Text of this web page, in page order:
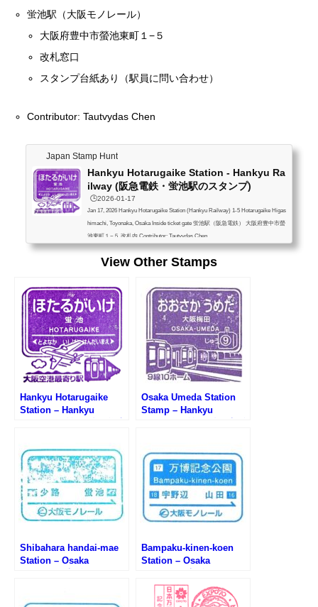
蛍池駅（大阪モノレール）
大阪府豊中市螢池東町１−５
改札窓口
スタンプ台紙あり（駅員に問い合わせ）
Contributor: Tautvydas Chen
Japan Stamp Hunt
Hankyu Hotarugaike Station - Hankyu Ra
ilway (阪急電鉄・蛍池駅のスタンプ)
🕒️2026-01-17
Jan 17, 2026 Hankyu Hotarugaike Station (Hankyu Railway) 1-5 Hotarugaike Higas
himachi, Toyonaka, Osaka Inside ticket gate 蛍池駅（阪急電鉄） 大阪府豊中市螢
池東町１−５ 改札内 Contributor: Tautvydas Chen
View Other Stamps
Hankyu Hotarugaike
Station – Hankyu
Osaka Umeda Station
Stamp – Hankyu
Shibahara handai-mae
Station – Osaka
Bampaku-kinen-koen
Station – Osaka
ル・万博記念公園駅のス
タンプ)